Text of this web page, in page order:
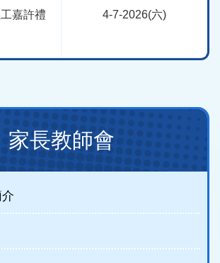
嘉許禮 4-7-2026(六)
家長教師會